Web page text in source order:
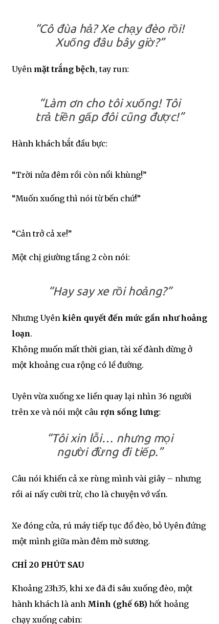
“Cô đùa hả? Xe chạy đèo rồi!
Xuống đâu bây giờ?”
Uyên mặt trắng bệch, tay run:
“Làm ơn cho tôi xuống! Tôi
trả tiền gấp đôi cũng được!”
Hành khách bắt đầu bực:
“Trời nửa đêm rồi còn nổi khùng!”
“Muốn xuống thì nói từ bến chứ!”
“Cản trở cả xe!”
Một chị giường tầng 2 còn nói:
“Hay say xe rồi hoảng?”
Nhưng Uyên kiên quyết đến mức gần như hoảng
loạn.
Không muốn mất thời gian, tài xế đành dừng ở
một khoảng cua rộng có lề đường.
Uyên vừa xuống xe liền quay lại nhìn 36 người
trên xe và nói một câu rợn sống lưng:
“Tôi xin lỗi… nhưng mọi
người đừng đi tiếp.”
Câu nói khiến cả xe rùng mình vài giây – nhưng
rồi ai nấy cười trừ, cho là chuyện vớ vẩn.
Xe đóng cửa, rú máy tiếp tục đổ đèo, bỏ Uyên đứng
một mình giữa màn đêm mờ sương.
CHỈ 20 PHÚT SAU
Khoảng 23h35, khi xe đã đi sâu xuống đèo, một
hành khách là anh Minh (ghế 6B) hốt hoảng
chạy xuống cabin: